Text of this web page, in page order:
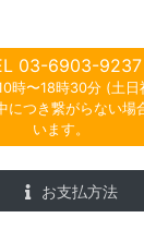
ンド
03-6903-9237
時〜18時30分 (土日
につき繋がらない場
います。
お支払方法